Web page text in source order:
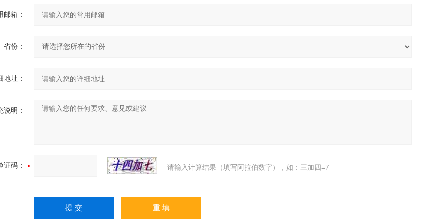
邮箱：
省份：
地址：
说明：
证码： 请输入计算结果（填写阿拉伯数字），如：三加四=7